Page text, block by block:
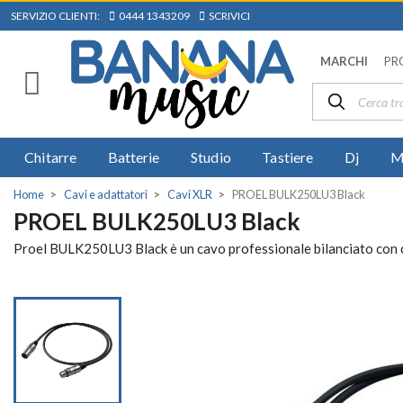
SERVIZIO CLIENTI: 0444 1343209 SCRIVICI
MARCHI
Chitarre Batterie Studio Tastiere Dj
Home Cavi e adattatori Cavi XLR PROEL BULK250LU3 Black
PROEL BULK250LU3 Black
Proel BULK250LU3 Black è un cavo professionale bilanciato